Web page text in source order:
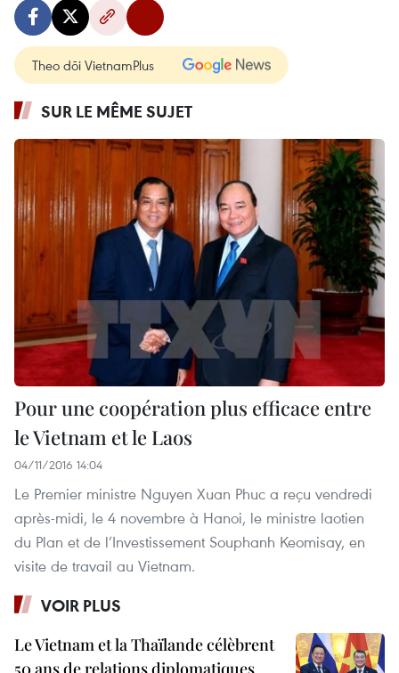
Theo dõi VietnamPlus
SUR LE MÊME SUJET
Pour une coopération plus efficace entre
le Vietnam et le Laos
04/11/2016 14:04
Le Premier ministre Nguyen Xuan Phuc a reçu vendredi
après-midi, le 4 novembre à Hanoi, le ministre laotien
du Plan et de l’Investissement Souphanh Keomisay, en
visite de travail au Vietnam.
VOIR PLUS
Le Vietnam et la Thaïlande célèbrent
50 ans de relations diplomatiques